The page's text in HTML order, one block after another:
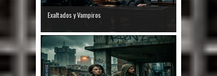
Exaltados y Vampiros